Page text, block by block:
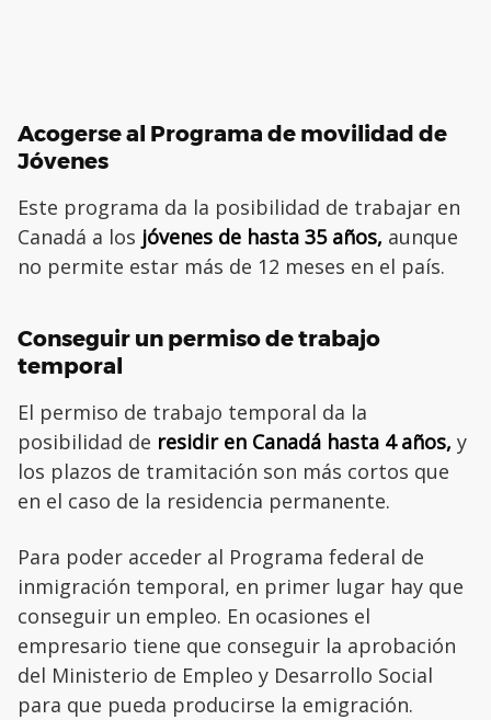
Acogerse al Programa de movilidad de
Jóvenes
Este programa da la posibilidad de trabajar en
Canadá a los jóvenes de hasta 35 años, aunque
no permite estar más de 12 meses en el país.
Conseguir un permiso de trabajo
temporal
El permiso de trabajo temporal da la
posibilidad de residir en Canadá hasta 4 años, y
los plazos de tramitación son más cortos que
en el caso de la residencia permanente.
Para poder acceder al Programa federal de
inmigración temporal, en primer lugar hay que
conseguir un empleo. En ocasiones el
empresario tiene que conseguir la aprobación
del Ministerio de Empleo y Desarrollo Social
para que pueda producirse la emigración.